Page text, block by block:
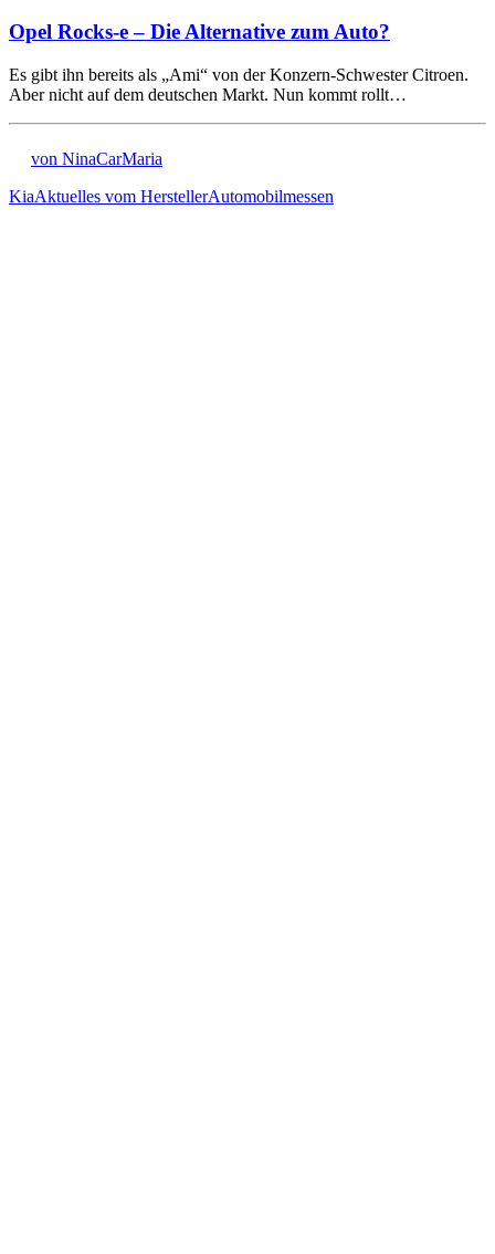
Opel Rocks-e – Die Alternative zum Auto?
Es gibt ihn bereits als „Ami“ von der Konzern-Schwester Citroen.
Aber nicht auf dem deutschen Markt. Nun kommt rollt…
von NinaCarMaria
KiaAktuelles vom HerstellerAutomobilmessen